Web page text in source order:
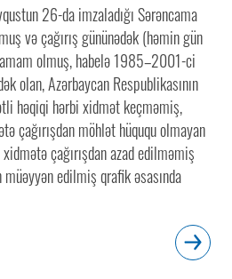
26-da imzaladığı Sərəncama
və çağırış gününədək (həmin gün
olmuş, habelə 1985–2001-ci
olan, Azərbaycan Respublikasının
həqiqi hərbi xidmət keçməmiş,
çağırışdan möhlət hüququ olmayan
çağırışdan azad edilməmiş
müəyyən edilmiş qrafik əsasında